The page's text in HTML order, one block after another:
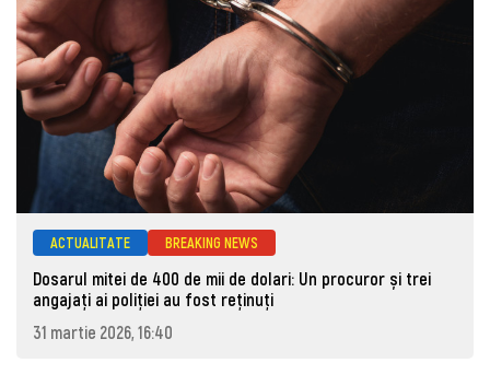
ACTUALITATE BREAKING NEWS
Dosarul mitei de 400 de mii de dolari: Un procuror și trei
angajați ai poliției au fost reținuți
31 martie 2026, 16:40